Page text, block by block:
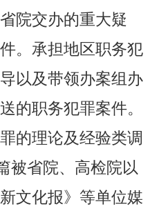
院交办的重大疑
。承担地区职务犯
以及带领办案组办
的职务犯罪案件。
的理论及经验类调
被省院、高检院以
文化报》等单位媒